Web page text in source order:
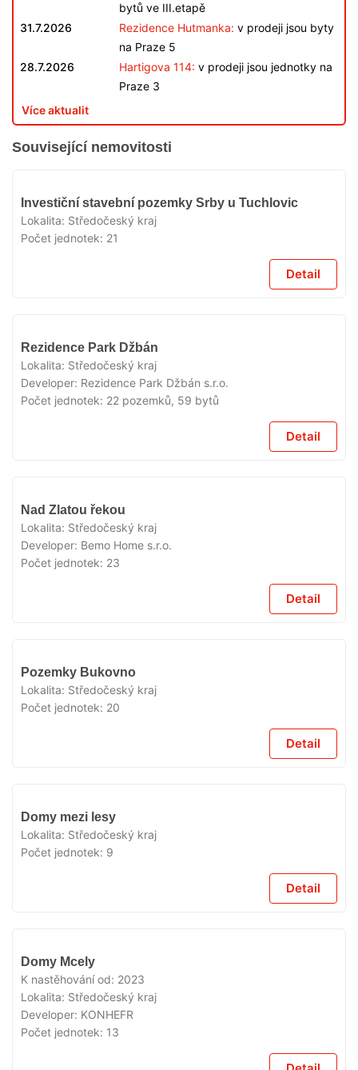
bytů ve III.etapě
31.7.2026
Rezidence Hutmanka: v prodeji jsou byty
na Praze 5
28.7.2026
Hartigova 114: v prodeji jsou jednotky na
Praze 3
Více aktualit
Související nemovitosti
VYPRODÁNO
Investiční stavební pozemky Srby u Tuchlovic
Lokalita: Středočeský kraj
Počet jednotek: 21
Detail
Rezidence Park Džbán
Lokalita: Středočeský kraj
Developer: Rezidence Park Džbán s.r.o.
Počet jednotek: 22 pozemků, 59 bytů
Detail
Nad Zlatou řekou
Lokalita: Středočeský kraj
Developer: Bemo Home s.r.o.
Počet jednotek: 23
Detail
Pozemky Bukovno
Lokalita: Středočeský kraj
Počet jednotek: 20
Detail
Domy mezi lesy
Lokalita: Středočeský kraj
Počet jednotek: 9
Detail
Domy Mcely
K nastěhování od: 2023
Lokalita: Středočeský kraj
Developer: KONHEFR
Počet jednotek: 13